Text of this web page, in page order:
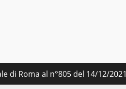
di Roma al n°805 del 14/12/2021